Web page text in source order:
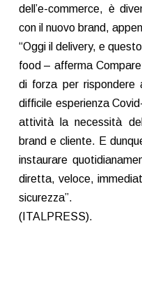
dell’e-commerce, è
con il nuovo brand,
“Oggi il delivery, e
food – afferma
di forza per rispondere
difficile esperienza
attività la necessità
brand e cliente. E
instaurare
diretta, veloce,
sicurezza”.
(ITALPRESS).